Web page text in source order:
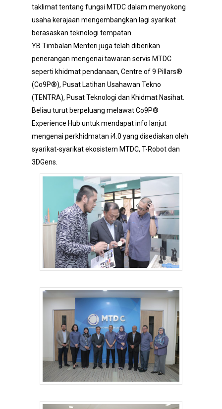
taklimat tentang fungsi MTDC dalam menyokong
usaha kerajaan mengembangkan lagi syarikat
berasaskan teknologi tempatan.
YB Timbalan Menteri juga telah diberikan
penerangan mengenai tawaran servis MTDC
seperti khidmat pendanaan, Centre of 9 Pillars®
(Co9P®), Pusat Latihan Usahawan Tekno
(TENTRA), Pusat Teknologi dan Khidmat Nasihat.
Beliau turut berpeluang melawat Co9P®
Experience Hub untuk mendapat info lanjut
mengenai perkhidmatan i4.0 yang disediakan oleh
syarikat-syarikat ekosistem MTDC, T-Robot dan
3DGens.